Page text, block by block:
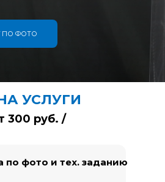
ПО ФОТО
УСЛУГИ
300 руб. /
по фото и тех. заданию